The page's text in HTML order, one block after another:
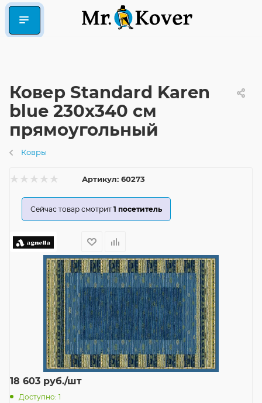
Ковер Standard Karen
blue 230x340 см
прямоугольный
Ковры
Артикул: 60273
Сейчас товар смотрит 1 посетитель
18 603 руб./шт
Доступно: 1